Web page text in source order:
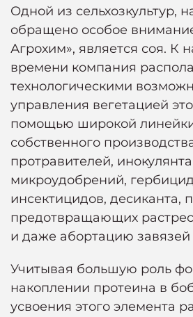
Одной из сельхозкультур,
обращено особое
Агрохим», является соя. К
времени компания
технологическими
управления вегетацией
помощью широкой
собственного
протравителей,
микроудобрений,
инсектицидов, десиканта,
предотвращающих
и даже абортацию завязей
Учитывая большую роль
накоплении протеина в
усвоения этого элемента